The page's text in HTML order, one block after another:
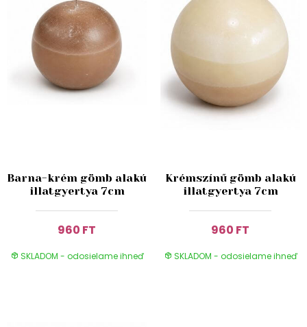
Barna-krém gömb alakú
illatgyertya 7cm
960 FT
SKLADOM - odosielame ihneď
Krémszínű gömb alakú
illatgyertya 7cm
960 FT
SKLADOM - odosielame ihneď